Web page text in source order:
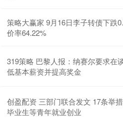
策略大赢家 9月16日李子转债下跌
价率64.22%
319策略 巴黎人报：纳赛尔要求在
低基本薪资并提高奖金
创盈配资 三部门联合发文 17条举
毕业生等青年就业创业